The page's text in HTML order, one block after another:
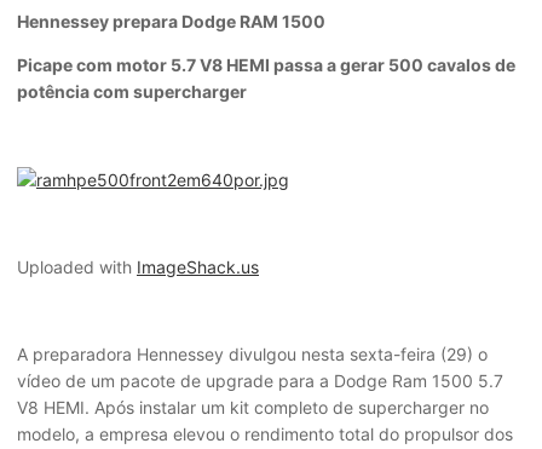
Hennessey prepara Dodge RAM 1500
Picape com motor 5.7 V8 HEMI passa a gerar 500 cavalos de
potência com supercharger
Uploaded with ImageShack.us
A preparadora Hennessey divulgou nesta sexta-feira (29) o
vídeo de um pacote de upgrade para a Dodge Ram 1500 5.7
V8 HEMI. Após instalar um kit completo de supercharger no
modelo, a empresa elevou o rendimento total do propulsor dos